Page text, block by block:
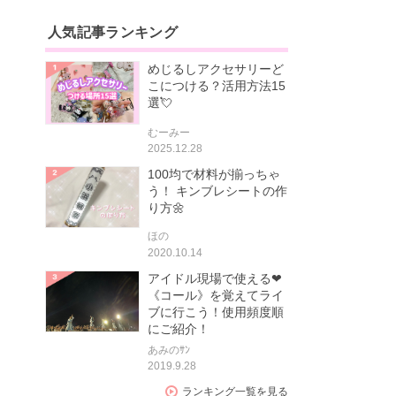
人気記事ランキング
めじるしアクセサリーど
こにつける？活用方法15
選💘
むーみー
2025.12.28
100均で材料が揃っちゃ
う！ キンブレシートの作
り方🌼
ほの
2020.10.14
アイドル現場で使える❤
《コール》を覚えてライ
ブに行こう！使用頻度順
にご紹介！
あみのｻﾝ
2019.9.28
ランキング一覧を見る